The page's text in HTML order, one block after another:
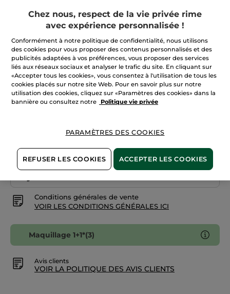
30 ml
3.4 ★★★★★
★★★★★
3.4
5
étoiles.
Lire
avis
sur
Fond
teint
pores
(143)AJOUTER UN AVIS
22,90 €
Brun 700
+18
Paiement sécurisé
Conditions générales de vente
VOIR LES CONDITIONS GÉNÉRALES ICI
Maquillage 1+1*(3)
Avis clients
VOIR LA POLITIQUE DES AVIS CLIENTS
Chez nous, respect de la vie privée rime
avec expérience personnalisée !
Conformément à notre politique de confidentialité, nous utilisons
des cookies pour vous proposer des contenus personnalisés et des
publicités adaptées à vos préférences, vous proposer des services
liés aux réseaux sociaux et analyser le trafic du site. En cliquant sur
«Accepter tous les cookies», vous consentez à l'utilisation de tous les
cookies placés sur notre site Web. Pour en savoir plus sur notre
utilisation des cookies, cliquez sur «Paramètres des cookies» dans la
bannière ou consultez notre
Politique vie privée
PARAMÈTRES DES COOKIES
REFUSER LES COOKIES ACCEPTER LES COOKIES